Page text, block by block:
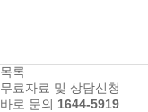
목록
무료자료 및 상담신청
바로 문의 1644-5919